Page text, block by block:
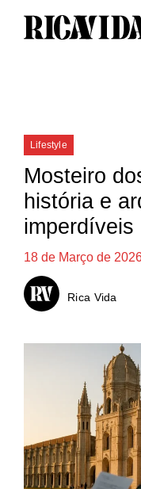
Categorias
Lifestyle
Mosteiro
história e
imperdíveis
18 de Março de
Rica Vida